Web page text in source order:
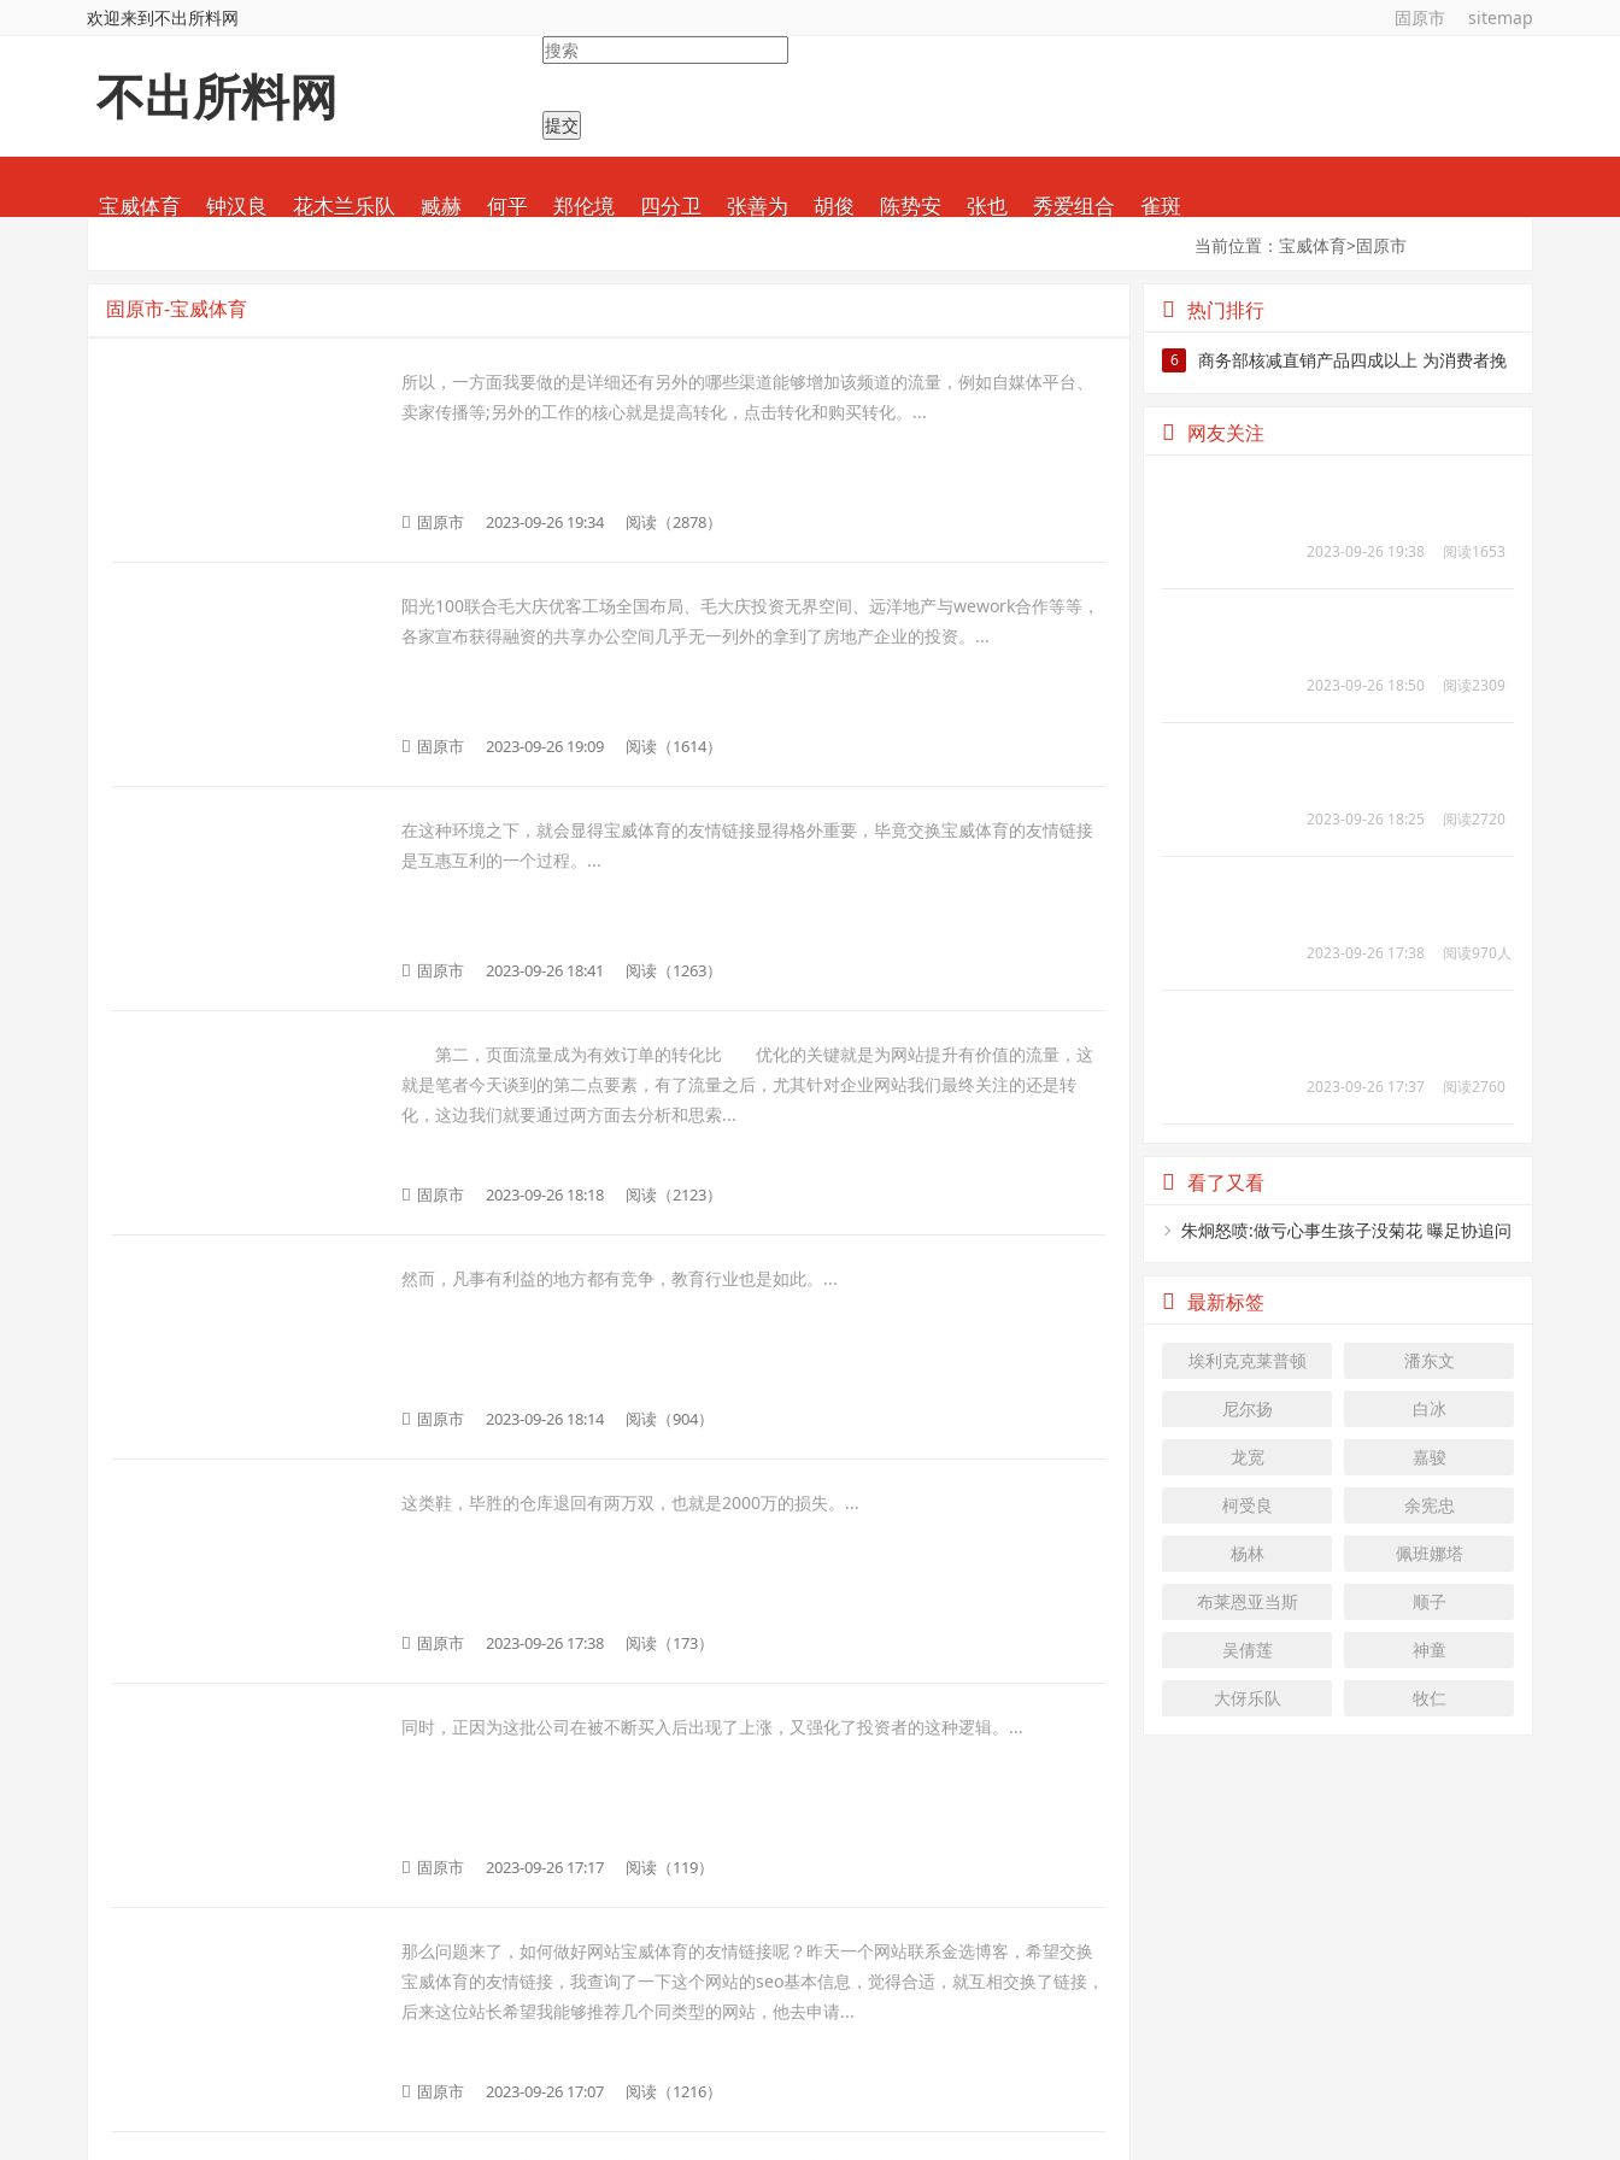
欢迎来到不出所料网 固原市 sitemap
不出所料网
宝威体育 钟汉良 花木兰乐队 臧赫 何平 郑伦境 四分卫 张善为 胡俊 陈势安 张也 秀爱组合 雀斑
当前位置： 宝威体育>固原市
固原市-宝威体育
所以，一方面我要做的是详细还有另外的哪些渠道能够增加该频道的流量，例如自媒体平台、
卖家传播等;另外的工作的核心就是提高转化，点击转化和购买转化。...
固原市 2023-09-26 19:34 阅读（2878）
阳光100联合毛大庆优客工场全国布局、毛大庆投资无界空间、远洋地产与wework合作等等，
各家宣布获得融资的共享办公空间几乎无一列外的拿到了房地产企业的投资。...
固原市 2023-09-26 19:09 阅读（1614）
在这种环境之下，就会显得宝威体育的友情链接显得格外重要，毕竟交换宝威体育的友情链接
是互惠互利的一个过程。...
固原市 2023-09-26 18:41 阅读（1263）
第二，页面流量成为有效订单的转化比 优化的关键就是为网站提升有价值的流量，这
就是笔者今天谈到的第二点要素，有了流量之后，尤其针对企业网站我们最终关注的还是转
化，这边我们就要通过两方面去分析和思索...
固原市 2023-09-26 18:18 阅读（2123）
然而，凡事有利益的地方都有竞争，教育行业也是如此。...
固原市 2023-09-26 18:14 阅读（904）
这类鞋，毕胜的仓库退回有两万双，也就是2000万的损失。...
固原市 2023-09-26 17:38 阅读（173）
同时，正因为这批公司在被不断买入后出现了上涨，又强化了投资者的这种逻辑。...
固原市 2023-09-26 17:17 阅读（119）
那么问题来了，如何做好网站宝威体育的友情链接呢？昨天一个网站联系金选博客，希望交换
宝威体育的友情链接，我查询了一下这个网站的seo基本信息，觉得合适，就互相交换了链接，
后来这位站长希望我能够推荐几个同类型的网站，他去申请...
固原市 2023-09-26 17:07 阅读（1216）
热门排行
6
商务部核减直销产品四成以上 为消费者挽
网友关注
2023-09-26 19:38
阅读1653
2023-09-26 18:50
阅读2309
2023-09-26 18:25
阅读2720
2023-09-26 17:38
阅读970人
2023-09-26 17:37
阅读2760
看了又看
朱炯怒喷:做亏心事生孩子没菊花 曝足协追问
最新标签
埃利克克莱普顿 潘东文
尼尔扬 白冰
龙宽 嘉骏
柯受良 余宪忠
杨林 佩班娜塔
布莱恩亚当斯 顺子
吴倩莲 神童
大伢乐队 牧仁